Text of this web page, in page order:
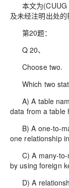
本文为
及未经注明出处的
第20题：
Q 20、
Choose two.
Which two
A) A table
data from a table
B) A one-to-
one relationship
C) A many-
by using foreign
D) A